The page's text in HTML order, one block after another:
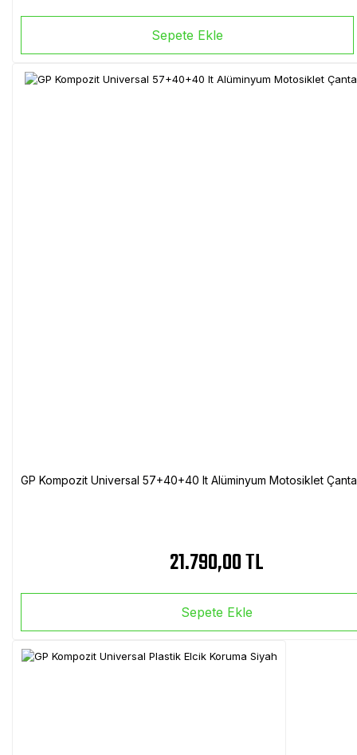
Sepete Ekle
GP Kompozit Universal 57+40+40 lt Alüminyum Motosiklet
21.790,00 TL
Sepete Ekle